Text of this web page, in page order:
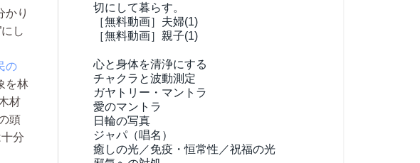
かり
し
の
を林
材
頭
分
切にして暮らす。
［無料動画］夫婦(1)
［無料動画］親子(1)
心と身体を清浄にする
チャクラと波動測定
ガヤトリー・マントラ
愛のマントラ
日輪の写真
ジャパ（唱名）
癒しの光／免疫・恒常性／祝福の光